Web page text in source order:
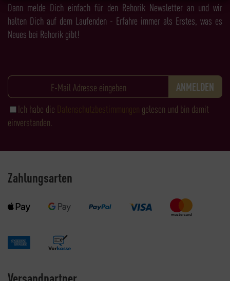
Dann melde Dich einfach für den Rehorik Newsletter an und wir
halten Dich auf dem Laufenden - Erfahre immer als Erstes, was es
Neues bei Rehorik gibt!
Ich habe die Datenschutzbestimmungen gelesen und bin damit
einverstanden.
Zahlungsarten